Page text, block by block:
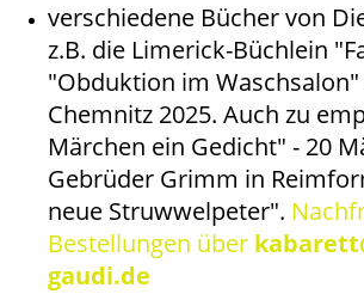
verschiedene Bücher von
z.B. die Limerick-Büchlein
"Obduktion im
Chemnitz 2025. Auch zu
Märchen ein Gedicht" - 20
Gebrüder Grimm in
neue Struwwelpeter".
Bestellungen über
gaudi.de